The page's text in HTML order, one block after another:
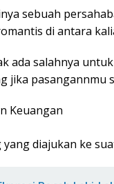
sebuah
di antara
ada salahnya
jika pasangannmu
Keuangan
yang diajukan ke